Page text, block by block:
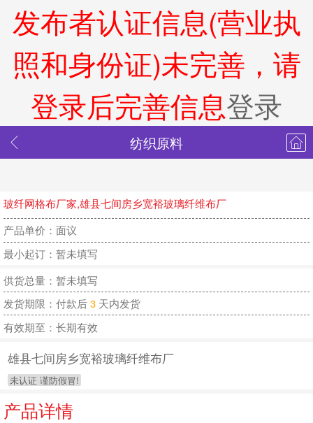
发布者认证信息(营业执
照和身份证)未完善，请
登录后完善信息登录
纺织原料
玻纤网格布厂家,雄县七间房乡宽裕玻璃纤维布厂
产品单价：面议
最小起订：暂未填写
供货总量：暂未填写
发货期限：付款后3 天内发货
有效期至：长期有效
雄县七间房乡宽裕玻璃纤维布厂
未认证 谨防假冒!
产品详情